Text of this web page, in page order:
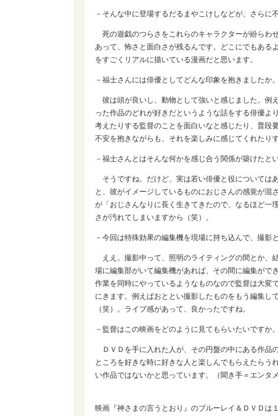
－そんな中に登場するだるまやこけしなどが、さらに
死の遊戯のつらさをこれらのキャラクターが紛らわ
あって、怖さと面白さが残るんです。どこにでもある
をすごくリアルに描いている漫画だと思います。
－福士さんには俳優としてどんな印象を抱きましたか。
彼は頭が良いし、動物として強いと感じました。例
った作品のどれが好きだというような話をする俳優よ
考えたりする監督のことを面白いなと感じたり、普段
不安を抱きながらも、それを楽しみに感じてくれたり
－福士さんとはそんな何かを感じ合う関係が築けたと
そうですね。だけど、実は若い俳優と役については
と、彼がイメージしているものにおじさんの感覚が混
が「おじさんなりに長く生きてきたので、なるほど一
さが汚れてしまいますから（笑）。
－今回は特殊効果の編集機を現場に持ち込んで、撮影
ええ。撮影中って、照明のライティングの間とか、
場に編集部がいて編集機があれば、その間に編集がで
作業を同時にやっているようなものなので監督は大変
にきます。例えばおととい撮影したものをもう編集し
（笑）。ライブ感があって、良かったですね。
－監督はこの映画をどのように見てもらいたいですか。
ＤＶＤを手に入れた人が、その円盤の中にある作品
ところを好きな時に好きな人と楽しんでもらえたらう
い作品ではないかと思っています。（聞き手＝エンタ
映画『神さまの言うとおり』のブルーレイ＆ＤＶＤは